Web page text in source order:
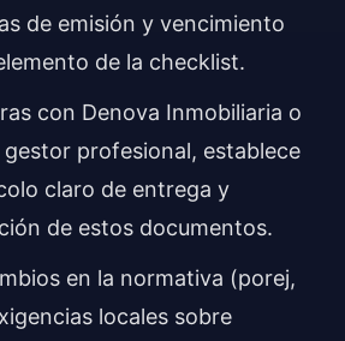
de emisión y vencimiento
de la checklist.
con Denova Inmobiliaria o
gestor profesional, establece
claro de entrega y
de estos documentos.
en la normativa (porej,
locales sobre